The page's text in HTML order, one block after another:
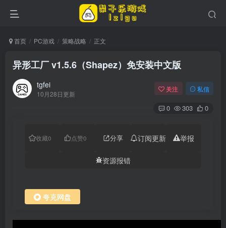
首页 PC游戏 策略战略 正文
异形工厂 v1.5.6（Shapez）免安装中文版
tgfei
10月28日更新
关注 私信
0 303 0
收藏0 点赞0 分享 订阅更新 举报
资源报错
夸克网盘